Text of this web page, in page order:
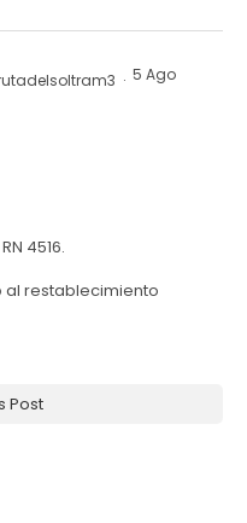
· 5 Ago
4516.
restablecimiento
Post